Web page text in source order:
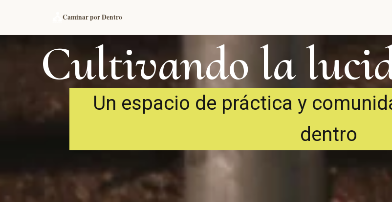
Caminar por Dentro
Cultivando la
Un espacio de práctica y
dentro